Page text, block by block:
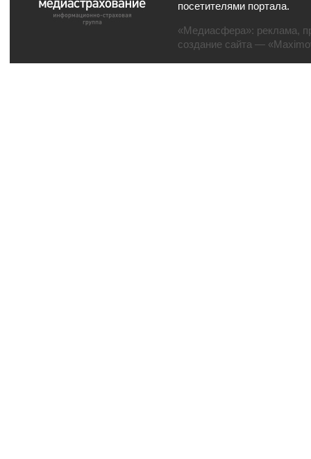
посетителями портала.
«Медиасфера»: реклама,
создание сайта —